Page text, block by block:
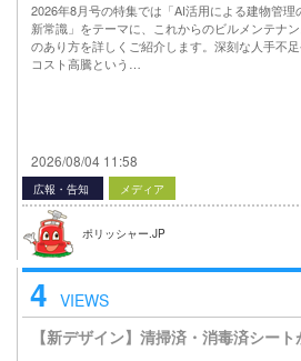
2026年8月号の特集では「AI活用による建物管理
新常識」をテーマに、これからのビルメンテナ
のあり方を詳しくご紹介します。深刻な人手不
コスト高騰という…
2026/08/04 11:58
広報・告知 メディア
ポリッシャー.JP
4 VIEWS
【新デザイン】清掃済・消毒済シート